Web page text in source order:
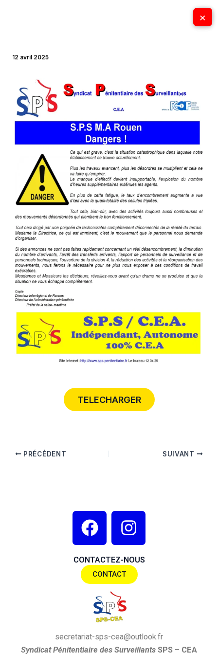
×
12 avril 2025
TELECHARGER
PRÉCÉDENT SUIVANT
F
a
c
e
b
o
o
k
I
n
s
t
a
a
CONTACTEZ-NOUS
CONTACT
secretariat-sps-cea@outlook.fr
SyndicatPénitentiaire des Surveillants SPS – CEA
×